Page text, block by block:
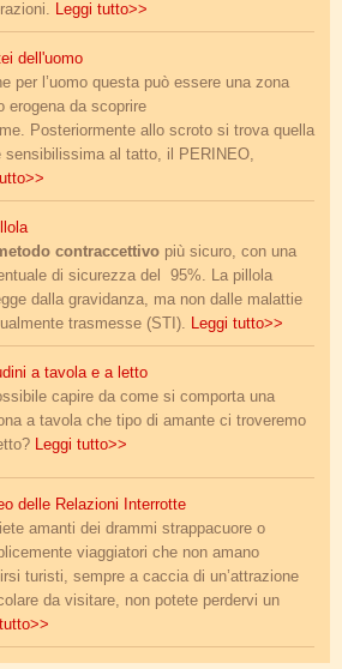
Leggi tutto>>
dell'uomo
per l’uomo questa può essere una zona
erogena da scoprire
Posteriormente allo scroto si trova quella
sensibilissima al tatto, il PERINEO,
contraccettivo più sicuro, con una
di sicurezza del 95%. La pillola
dalla gravidanza, ma non dalle malattie
trasmesse (STI). Leggi tutto>>
a tavola e a letto
capire da come si comporta una
a tavola che tipo di amante ci troveremo
Leggi tutto>>
delle Relazioni Interrotte
amanti dei drammi strappacuore o
viaggiatori che non amano
turisti, sempre a caccia di un’attrazione
da visitare, non potete perdervi un